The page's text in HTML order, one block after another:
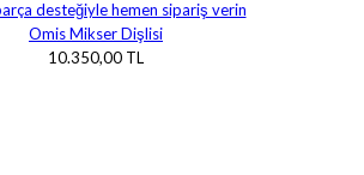
Omis Mikser Dişlisi
10.350,00 TL